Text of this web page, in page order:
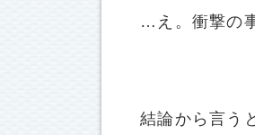
…え。衝撃の
結論から言う